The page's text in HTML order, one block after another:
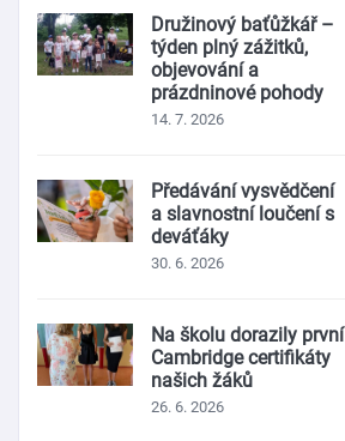
Družinový baťůžkář –
týden plný zážitků,
objevování a
prázdninové pohody
14. 7. 2026
Předávání vysvědčení
a slavnostní loučení s
deváťáky
30. 6. 2026
Na školu dorazily první
Cambridge certifikáty
našich žáků
26. 6. 2026